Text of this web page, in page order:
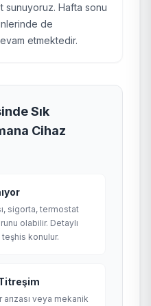
sunuyoruz. Hafta sonu
de
etmektedir.
Sık
Cihaz
sigorta, termostat
olabilir. Detaylı
konulur.
arızası veya mekanik